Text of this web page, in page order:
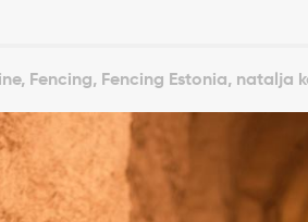
Fencing, Fencing Estonia,